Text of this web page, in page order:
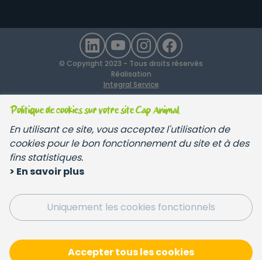
Politique de cookies sur votre site Cap Animal.
En utilisant ce site, vous acceptez l'utilisation de
cookies pour le bon fonctionnement du site et à des
fins statistiques.
> En savoir plus
Uniquement les cookies fonctionnels
Accepter tous les cookies
© Copyright 2023 - Tous droits réservés
Réalisation
Integral Service